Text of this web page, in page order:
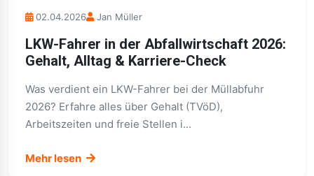
02.04.2026 Jan Müller
LKW-Fahrer in der Abfallwirtschaft 2026:
Gehalt, Alltag & Karriere-Check
Was verdient ein LKW-Fahrer bei der Müllabfuhr
2026? Erfahre alles über Gehalt (TVöD),
Arbeitszeiten und freie Stellen i...
Mehr lesen